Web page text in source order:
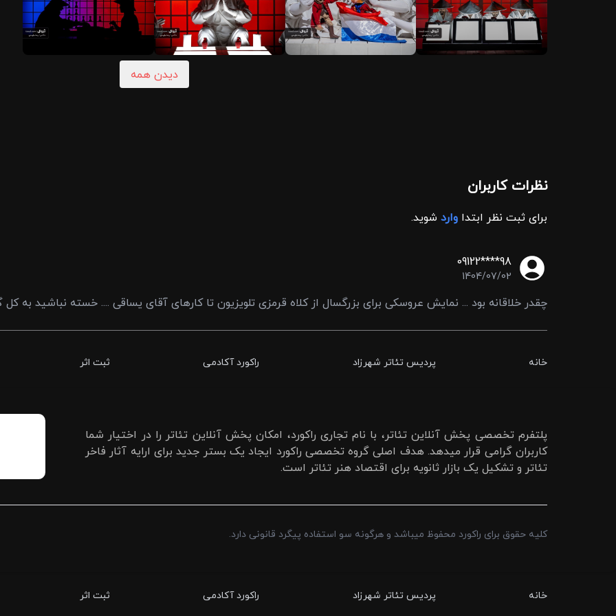
دیدن همه
نظرات کاربران
برای ثبت نظر ابتدا وارد شوید.
09122****98
1404/07/02
چقدر خلاقانه بود ... نمایش عروسکی برای بزرگسال از کلاه قرمزی تلویزیون تا کارهای آقای یساقی .... خسته نباشید به کل
خانه پردیس تئاتر شهرزاد راکورد آکادمی ثبت اثر
پلتفرم تخصصی پخش آنلاین تئاتر، با نام تجاری راکورد، امکان پخش آنلاین تئاتر را در اختیار شما
کاربران گرامی قرار میدهد. هدف اصلی گروه تخصصی راکورد ایجاد یک بستر جدید برای ارایه آثار فاخر
تئاتر و تشکیل یک بازار ثانویه برای اقتصاد هنر تئاتر است.
کلیه حقوق برای راکورد محفوظ میباشد و هرگونه سو استفاده پیگرد قانونی دارد.
خانه پردیس تئاتر شهرزاد راکورد آکادمی ثبت اثر